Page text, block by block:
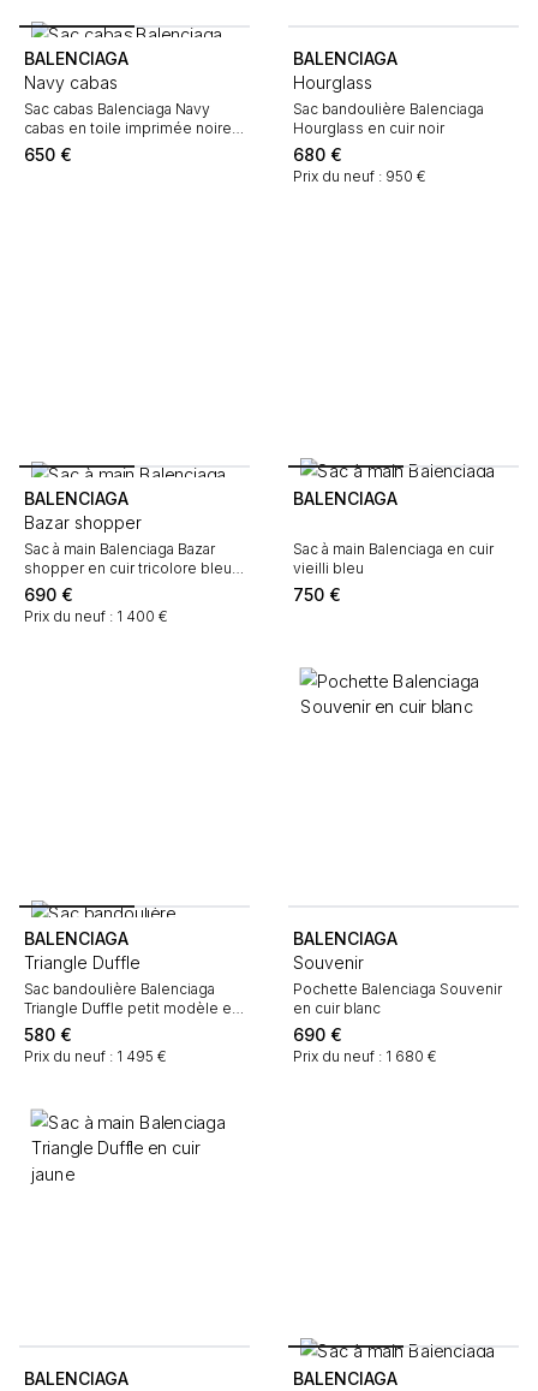
BALENCIAGA
Navy cabas
Sac cabas Balenciaga Navy
cabas en toile imprimée noire
grise et rouge et cuir noir
650 €
BALENCIAGA
Hourglass
Sac bandoulière Balenciaga
Hourglass en cuir noir
680 €
Prix du neuf : 950 €
BALENCIAGA
Bazar shopper
Sac à main Balenciaga Bazar
shopper en cuir tricolore bleu
rouge et blanc
690 €
Prix du neuf : 1 400 €
BALENCIAGA
Sac à main Balenciaga en cuir
vieilli bleu
750 €
BALENCIAGA
Triangle Duffle
Sac bandoulière Balenciaga
Triangle Duffle petit modèle en
cuir jaune
580 €
Prix du neuf : 1 495 €
BALENCIAGA
Souvenir
Pochette Balenciaga Souvenir
en cuir blanc
690 €
Prix du neuf : 1 680 €
BALENCIAGA BALENCIAGA